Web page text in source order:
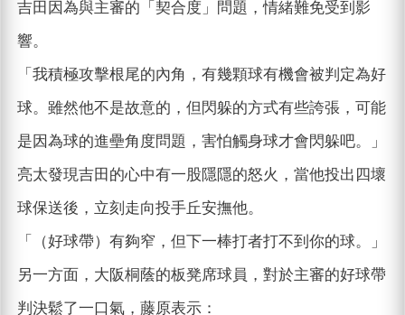
吉田因為與主審的「契合度」問題，情緒難免受到影
響。
「我積極攻擊根尾的內角，有幾顆球有機會被判定為好
球。雖然他不是故意的，但閃躲的方式有些誇張，可能
是因為球的進壘角度問題，害怕觸身球才會閃躲吧。」
亮太發現吉田的心中有一股隱隱的怒火，當他投出四壞
球保送後，立刻走向投手丘安撫他。
「（好球帶）有夠窄，但下一棒打者打不到你的球。」
另一方面，大阪桐蔭的板凳席球員，對於主審的好球帶
判決鬆了一口氣，藤原表示：